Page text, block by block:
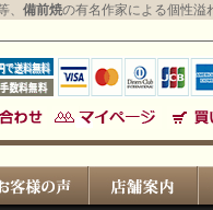
、 備前焼の有名作家による個性溢